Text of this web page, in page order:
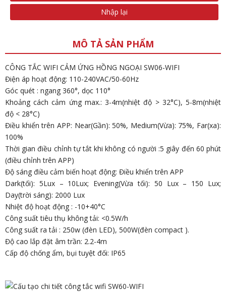
Nhập lại
MÔ TẢ SẢN PHẨM
CÔNG TẮC WIFI CẢM ỨNG HỒNG NGOẠI SW06-WIFI
Điện áp hoạt động: 110-240VAC/50-60Hz
Góc quét : ngang 360°, dọc 110°
Khoảng cách cảm ứng max.: 3-4m(nhiệt độ > 32°C), 5-8m(nhiệt
độ < 28°C)
Điều khiển trên APP: Near(Gần): 50%, Medium(Vừa): 75%, Far(xa):
100%
Thời gian điều chỉnh tự tắt khi không có người :5 giây đến 60 phút
(điều chỉnh trên APP)
Độ sáng điều cảm biến hoạt động: Điều khiển trên APP
Dark(tối): 5Lux – 10Lux; Evening(Vừa tối): 50 Lux – 150 Lux;
Day(trời sáng): 2000 Lux
Nhiệt độ hoạt động : -10+40°C
Công suất tiêu thụ không tải: <0.5W/h
Công suất ra tải : 250w (đèn LED), 500W(đèn compact ).
Độ cao lắp đặt âm trần: 2.2-4m
Cấp độ chống ẩm, bụi tuyệt đối: IP65